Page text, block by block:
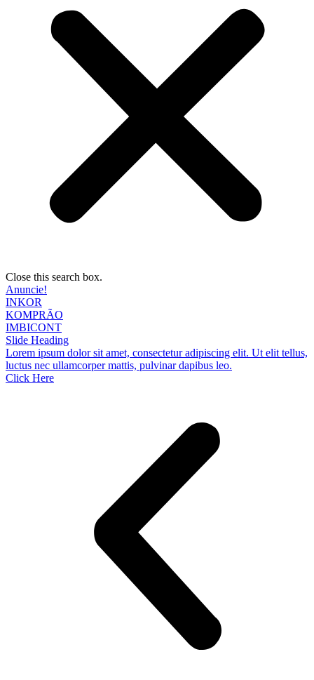
Close this search box.
Anuncie!
INKOR
KOMPRÃO
IMBICONT
Slide Heading
Lorem ipsum dolor sit amet, consectetur adipiscing elit. Ut elit tellus,
luctus nec ullamcorper mattis, pulvinar dapibus leo.
Click Here